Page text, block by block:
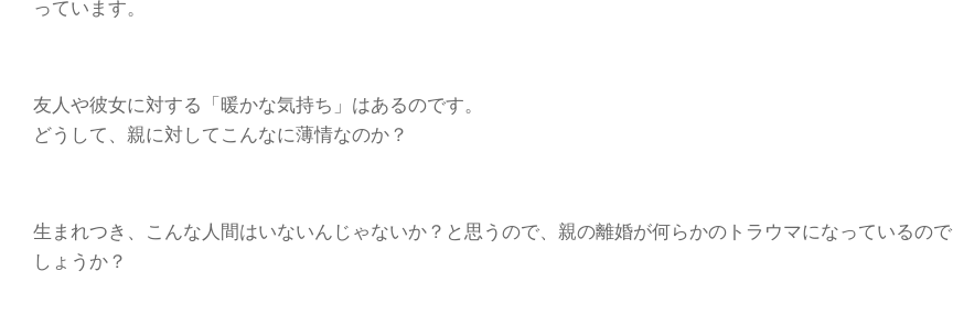
っています。
友人や彼女に対する「暖かな気持ち」はあるのです。
どうして、親に対してこんなに薄情なのか？
生まれつき、こんな人間はいないんじゃないか？と思うので、親の離婚が何らかのトラウマになっているので
しょうか？